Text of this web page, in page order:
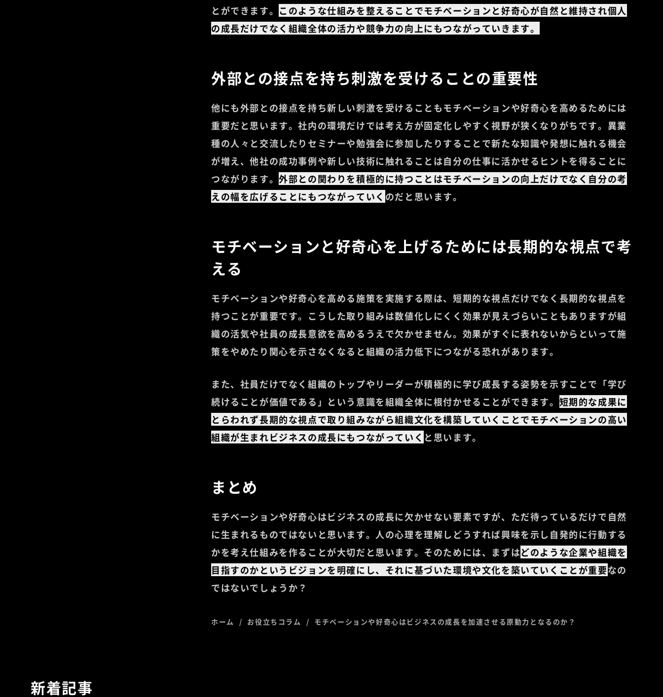
とができます。 このような仕組みを整えることでモチベーションと好奇心が自然と維持され個人
の成長だけでなく組織全体の活力や競争力の向上にもつながっていきます。
外部との接点を持ち刺激を受けることの重要性
他にも外部との接点を持ち新しい刺激を受けることもモチベーションや好奇心を高めるためには
重要だと思います。社内の環境だけでは考え方が固定化しやすく視野が狭くなりがちです。異業
種の人々と交流したりセミナーや勉強会に参加したりすることで新たな知識や発想に触れる機会
が増え、他社の成功事例や新しい技術に触れることは自分の仕事に活かせるヒントを得ることに
つながります。外部との関わりを積極的に持つことはモチベーションの向上だけでなく自分の考
えの幅を広げることにもつながっていく のだと思います。
モチベーションと好奇心を上げるためには長期的な視点で考
える
モチベーションや好奇心を高める施策を実施する際は、短期的な視点だけでなく長期的な視点を
持つことが重要です。こうした取り組みは数値化しにくく効果が見えづらいこともありますが組
織の活気や社員の成長意欲を高めるうえで欠かせません。効果がすぐに表れないからといって施
策をやめたり関心を示さなくなると組織の活力低下につながる恐れがあります。
また、社員だけでなく組織のトップやリーダーが積極的に学び成長する姿勢を示すことで「学び
続けることが価値である」という意識を組織全体に根付かせることができます。 短期的な成果に
とらわれず長期的な視点で取り組みながら組織文化を構築していくことでモチベーションの高い
組織が生まれビジネスの成長にもつながっていく と思います。
まとめ
モチベーションや好奇心はビジネスの成長に欠かせない要素ですが、ただ待っているだけで自然
に生まれるものではないと思います。人の心理を理解しどうすれば興味を示し自発的に行動する
かを考え仕組みを作ることが大切だと思います。そのためには、まずはどのような企業や組織を
目指すのかというビジョンを明確にし、それに基づいた環境や文化を築いていくことが重要なの
ではないでしょうか？
ホーム お役立ちコラム モチベーションや好奇心はビジネスの成長を加速させる原動力となるのか？
新着記事